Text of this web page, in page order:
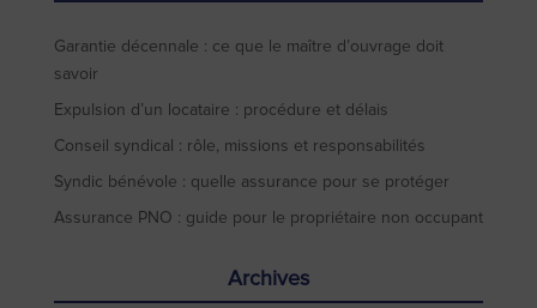
Garantie décennale : ce que le maître d’ouvrage doit
savoir
Expulsion d’un locataire : procédure et délais
Conseil syndical : rôle, missions et responsabilités
Syndic bénévole : quelle assurance pour se protéger
Assurance PNO : guide pour le propriétaire non occupant
Archives